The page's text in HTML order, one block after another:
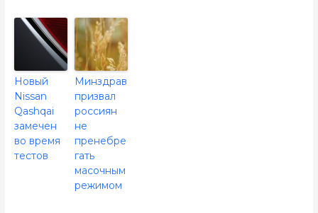
Новый
Nissan
Qashqai
замечен
во время
тестов
Минздрав
призвал
россиян
не
пренебре
гать
масочным
режимом